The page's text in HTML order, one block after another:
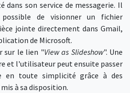
son service de messagerie. Il
de visionner un fichier
jointe directement dans Gmail,
de Microsoft.
sur le lien "View as Slideshow". Une
et l'utilisateur peut ensuite passer
en toute simplicité grâce à des
à sa disposition.